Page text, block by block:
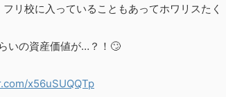
リ校に入っていることもあってホワリスたく
いの資産価値が…？！🙄
x56uSUQQTp